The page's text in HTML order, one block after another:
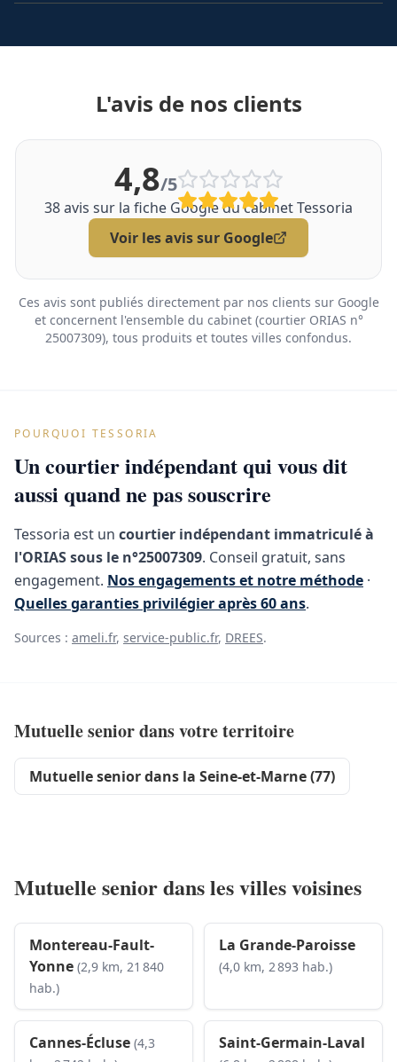
L'avis de nos clients
4,8/5
38avis sur la fiche Google du cabinet Tessoria
Voir les avis sur Google
Ces avis sont publiés directement par nos clients sur Google
et concernent l'ensemble du cabinet (courtier ORIAS n°
25007309), tous produits et toutes villes confondus.
POURQUOI TESSORIA
Un courtier indépendant qui vous dit
aussi quand ne pas souscrire
Tessoria est un courtier indépendant immatriculé à
l'ORIAS sous le n°25007309. Conseil gratuit, sans
engagement. Nos engagements et notre méthode ·
Quelles garanties privilégier après 60 ans.
Sources : ameli.fr, service-public.fr, DREES.
Mutuelle senior dans votre territoire
Mutuelle senior dans la Seine-et-Marne (77)
Mutuelle senior dans les villes voisines
Montereau-Fault-
Yonne (2,9 km, 21 840
hab.)
La Grande-Paroisse
(4,0 km, 2 893 hab.)
Cannes-Écluse (4,3
Saint-Germain-Laval